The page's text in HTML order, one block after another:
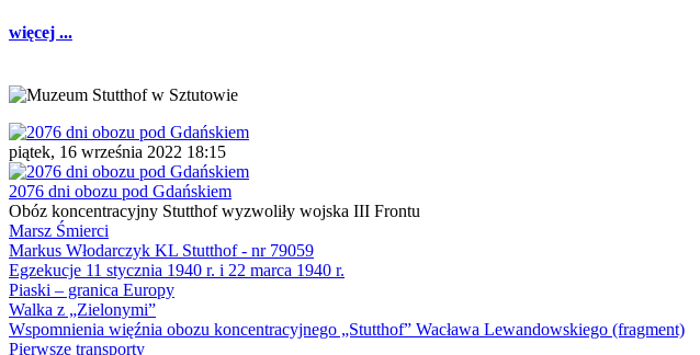
więcej ...
piątek, 16 września 2022 18:15
2076 dni obozu pod Gdańskiem
Obóz koncentracyjny Stutthof wyzwoliły wojska III Frontu
Marsz Śmierci
Markus Włodarczyk KL Stutthof - nr 79059
Egzekucje 11 stycznia 1940 r. i 22 marca 1940 r.
Piaski – granica Europy
Walka z „Zielonymi”
Wspomnienia więźnia obozu koncentracyjnego „Stutthof” Wacława Lewandowskiego (fragment)
Pierwsze transporty